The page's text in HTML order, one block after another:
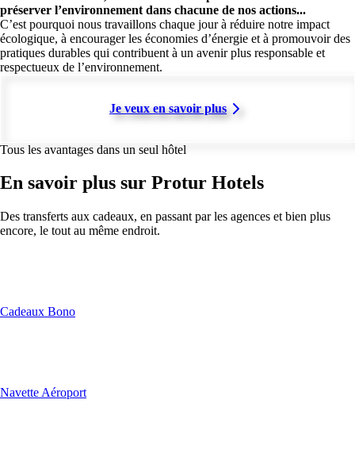
préserver l’environnement dans chacune de nos actions...
C’est pourquoi nous travaillons chaque jour à réduire notre impact
écologique, à encourager les économies d’énergie et à promouvoir des
pratiques durables qui contribuent à un avenir plus responsable et
respectueux de l’environnement.
Je veux en savoir plus
Tous les avantages dans un seul hôtel
En savoir plus sur Protur Hotels
Des transferts aux cadeaux, en passant par les agences et bien plus
encore, le tout au même endroit.
Cadeaux Bono
Navette Aéroport